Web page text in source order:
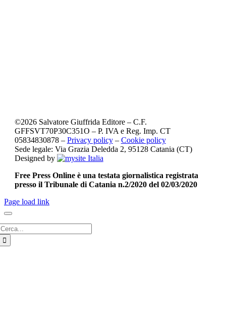
©2026Salvatore Giuffrida Editore – C.F.
GFFSVT70P30C351O – P. IVA e Reg. Imp. CT
05834830878 – Privacy policy– Cookie policy
Sede legale: Via Grazia Deledda 2, 95128 Catania (CT)
Designed by
Free Press Online è una testata giornalistica registrata
presso il Tribunale di Catania n.2/2020 del 02/03/2020
Page load link